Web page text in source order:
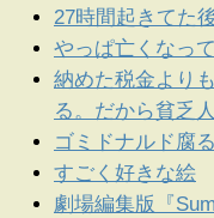
27時間起きてた
やっぱ亡くなっ
納めた税金より
る。だから貧乏
ゴミドナルド腐
すごく好きな絵
劇場編集版『